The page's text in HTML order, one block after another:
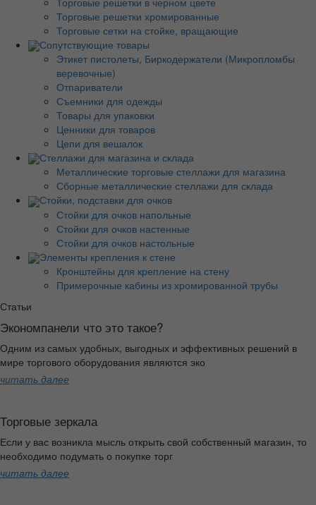
Торговые решетки хромированные
Торговые сетки на стойке, вращающие
Сопутствующие товары
Этикет пистолеты, Биркодержатели (Микропломбы
веревочные)
Отпариватели
Съемники для одежды
Товары для упаковки
Ценники для товаров
Цепи для вешалок
Стеллажи для магазина и склада
Металлические торговые стеллажи для магазина
Сборные металлические стеллажи для склада
Стойки, подставки для очков
Стойки для очков напольные
Стойки для очков настенные
Стойки для очков настольные
Элементы крепления к стене
Кронштейны для крепление на стену
Примерочные кабины из хромированной трубы
Статьи
Экономпанели что это такое?
Одним из самых удобных, выгодных и эффективных решений в
мире торгового оборудования являются эко
читать далее
Торговые зеркала
Если у вас возникла мысль открыть свой собственный магазин, то
необходимо подумать о покупке торг
читать далее